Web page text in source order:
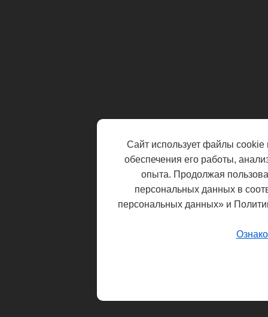
Сайт использует файлы cookie
обеспечения его работы,
опыта. Продолжая
персональных данных в
персональных данных» и